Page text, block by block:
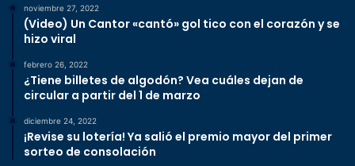
noviembre 27, 2022
(Video) Un Cantor «cantó» gol tico con el corazón y se
hizo viral
febrero 26, 2022
¿Tiene billetes de algodón? Vea cuáles dejan de
circular a partir del 1 de marzo
diciembre 24, 2022
¡Revise su lotería! Ya salió el premio mayor del primer
sorteo de consolación